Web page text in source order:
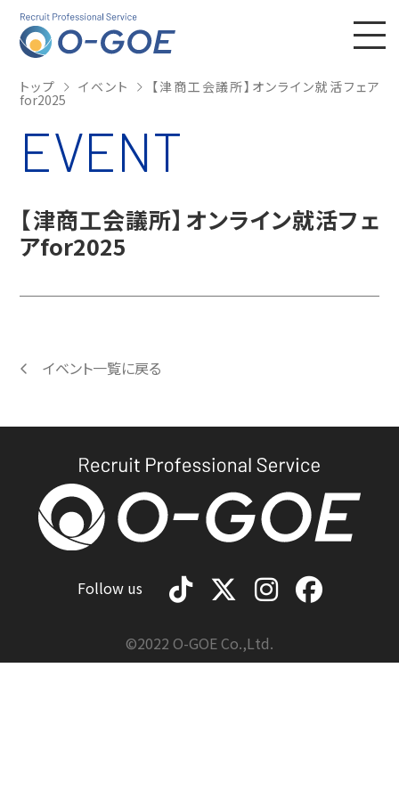
株式会社Ｏ－ＧＯ
トップ イベント 【津商工会議所】オンライン就活フェア
for2025
EVENT
【津商工会議所】オンライン就活フェ
アfor2025
イベント一覧に戻る
Follow us
©2022 O-GOE Co.,Ltd.